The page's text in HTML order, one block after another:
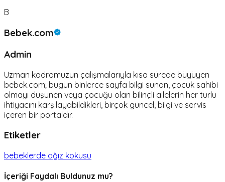
B
Bebek.com
Admin
Uzman kadromuzun çalışmalarıyla kısa sürede büyüyen
bebek.com; bugün binlerce sayfa bilgi sunan, çocuk sahibi
olmayı düşünen veya çocuğu olan bilinçli ailelerin her türlü
ihtiyacını karşılayabildikleri, birçok güncel, bilgi ve servis
içeren bir portaldır.
Etiketler
bebeklerde ağız kokusu
İçeriği Faydalı Buldunuz mu?